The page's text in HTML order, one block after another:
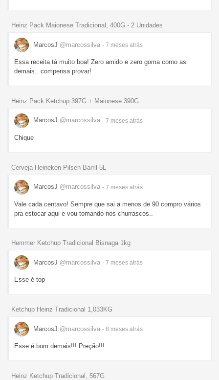
Heinz Pack Maionese Tradicional, 400G - 2 Unidades
MarcosJ @marcossilva - 7 meses atrás
Essa receita tá muito boa! Zero amido e zero goma como as
demais.. compensa provar!
Heinz Pack Ketchup 397G + Maionese 390G
MarcosJ @marcossilva - 7 meses atrás
Chique
Cerveja Heineken Pilsen Barril 5L
MarcosJ @marcossilva - 7 meses atrás
Vale cada centavo! Sempre que sai a menos de 90 compro vários
pra estocar aqui e vou tomando nos churrascos..
Hemmer Ketchup Tradicional Bisnaga 1kg
MarcosJ @marcossilva - 7 meses atrás
Esse é top
Ketchup Heinz Tradicional 1,033KG
MarcosJ @marcossilva - 8 meses atrás
Esse é bom demais!!! Preção!!!
Heinz Ketchup Tradicional, 567G